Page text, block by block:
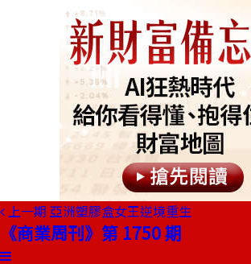
上一期 亞洲塑膠盒女王逆境重生
《商業周刊》第 1750 期